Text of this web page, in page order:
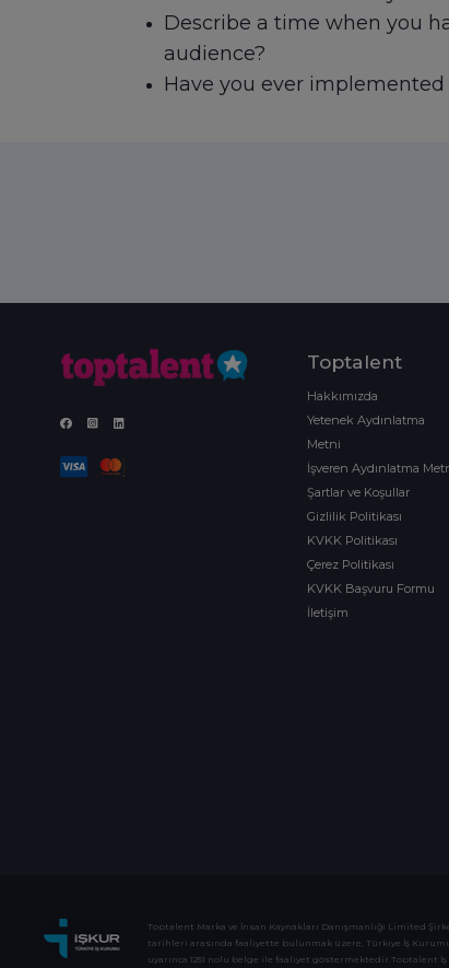
Describe a time when you
audience?
Have you ever
Toptalent
Hakkımızda
Yetenek Aydınlatma
Metni
İşveren Aydınlatma
Şartlar ve Koşullar
Gizlilik Politikası
KVKK Politikası
Çerez Politikası
KVKK Başvuru Formu
İletişim
Toptalent Marka ve İnsan Kaynakları Danışmanlığı Limited
tarihleri arasında faaliyette bulunmak üzere, Türkiye İş Kurumu
uyarınca 1251 nolu belge ile faaliyet göstermektedir.Toptalent İş